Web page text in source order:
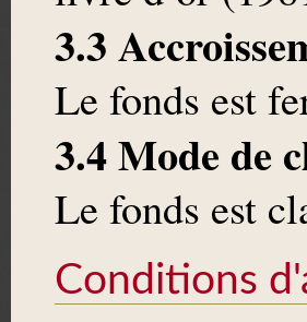
3.3
Le fonds est
3.4 Mode de
Le fonds est
Conditions